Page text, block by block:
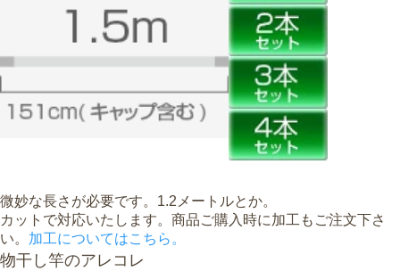
微妙な長さが必要です。1.2メートルとか。
カットで対応いたします。商品ご購入時に加工もご注文下さ
い。 加工についてはこちら。
物干し竿のアレコレ